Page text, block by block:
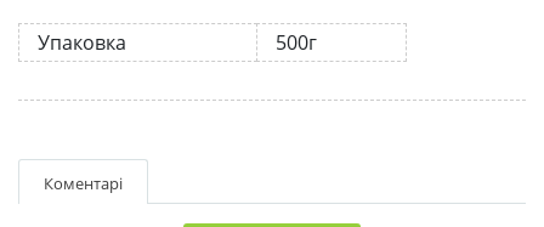
Упаковка 500г
Коментарі